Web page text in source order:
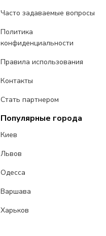
Часто задаваемые вопросы
Политика
конфиденциальности
Правила использования
Контакты
Стать партнером
Популярные города
Киев
Львов
Одесса
Варшава
Харьков